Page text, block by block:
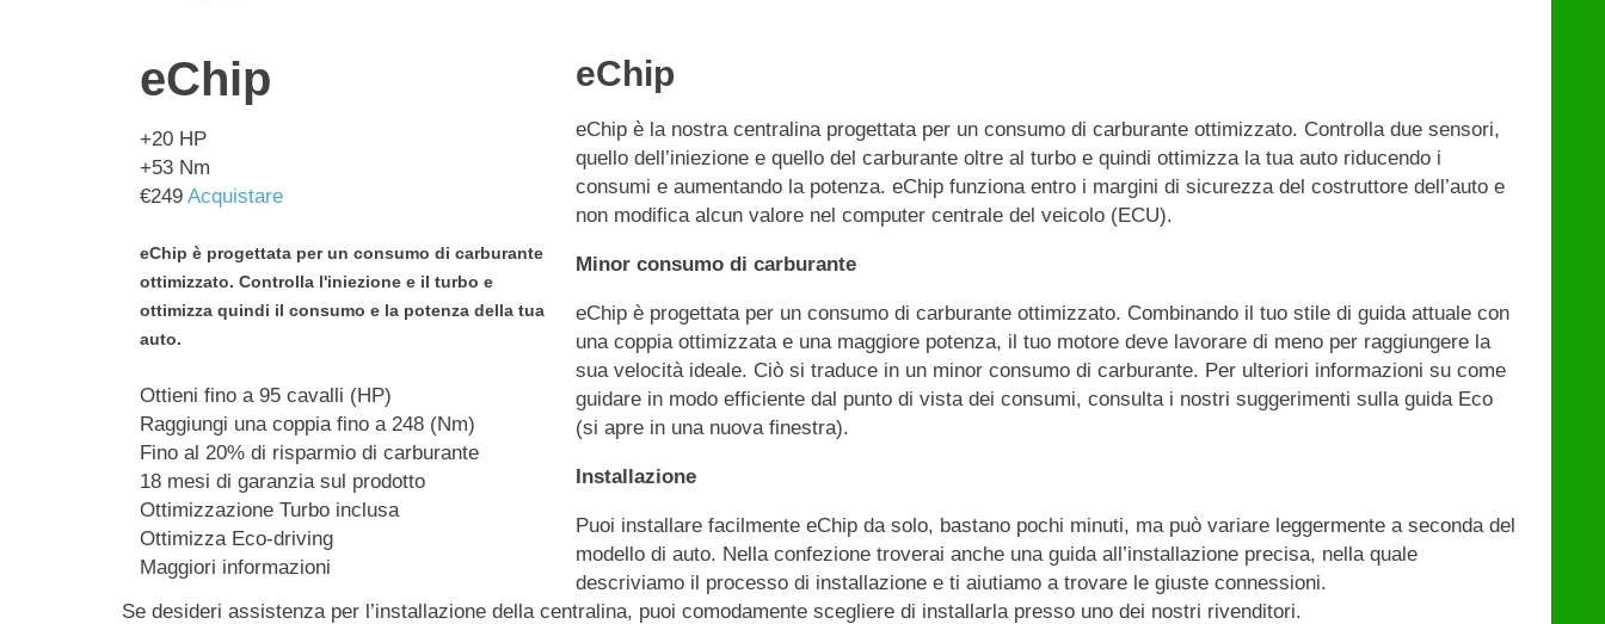
eChip
+20 HP
+53 Nm
€249 Acquistare
eChip è progettata per un consumo di carburante
ottimizzato. Controlla l'iniezione e il turbo e
ottimizza quindi il consumo e la potenza della tua
auto.
Ottieni fino a 95 cavalli (HP)
Raggiungi una coppia fino a 248 (Nm)
Fino al 20% di risparmio di carburante
18 mesi di garanzia sul prodotto
Ottimizzazione Turbo inclusa
Ottimizza Eco-driving
Maggiori informazioni
eChip
eChip è la nostra centralina progettata per un consumo di carburante ottimizzato. Controlla due sensori,
quello dell’iniezione e quello del carburante oltre al turbo e quindi ottimizza la tua auto riducendo i
consumi e aumentando la potenza. eChip funziona entro i margini di sicurezza del costruttore dell’auto e
non modifica alcun valore nel computer centrale del veicolo (ECU).
Minor consumo di carburante
eChip è progettata per un consumo di carburante ottimizzato. Combinando il tuo stile di guida attuale con
una coppia ottimizzata e una maggiore potenza, il tuo motore deve lavorare di meno per raggiungere la
sua velocità ideale. Ciò si traduce in un minor consumo di carburante. Per ulteriori informazioni su come
guidare in modo efficiente dal punto di vista dei consumi, consulta i nostri suggerimenti sulla guida Eco
(si apre in una nuova finestra).
Installazione
Puoi installare facilmente eChip da solo, bastano pochi minuti, ma può variare leggermente a seconda del
modello di auto. Nella confezione troverai anche una guida all’installazione precisa, nella quale
descriviamo il processo di installazione e ti aiutiamo a trovare le giuste connessioni.
Se desideri assistenza per l’installazione della centralina, puoi comodamente scegliere di installarla presso uno dei nostri rivenditori.